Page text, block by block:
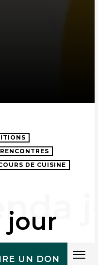
UN DON
RENCONTRES
DE CUISINE
jour